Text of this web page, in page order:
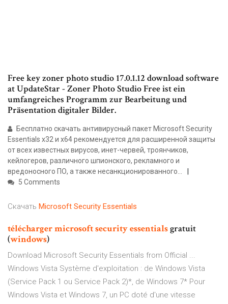
Free key zoner photo studio 17.0.1.12 download software
at UpdateStar - Zoner Photo Studio Free ist ein
umfangreiches Programm zur Bearbeitung und
Präsentation digitaler Bilder.
Бесплатно скачать антивирусный пакет Microsoft Security
Essentials x32 и x64 рекомендуется для расширенной защиты
от всех известных вирусов, инет-червей, троянчиков,
кейлогеров, различного шпионского, рекламного и
вредоносного ПО, а также несанкционированного...
5 Comments
Скачать Microsoft Security Essentials
téléchargermicrosoftsecurityessentialsgratuit
(windows)
Download Microsoft Security Essentials from Official ...
Windows Vista Système d'exploitation : de Windows Vista
(Service Pack 1 ou Service Pack 2)*, de Windows 7* Pour
Windows Vista et Windows 7, un PC doté d'une vitesse